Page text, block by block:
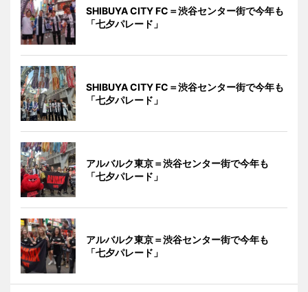
SHIBUYA CITY FC＝渋谷センター街で今年も
「七夕パレード」
SHIBUYA CITY FC＝渋谷センター街で今年も
「七夕パレード」
アルバルク東京＝渋谷センター街で今年も
「七夕パレード」
アルバルク東京＝渋谷センター街で今年も
「七夕パレード」